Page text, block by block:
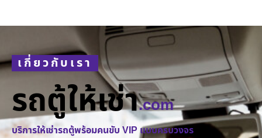
เกี่ยวกับเรา
รถตู้ให้เช่า.com
บริการให้เช่ารถตู้พร้อมคนขับ VIP แบบครบวงจร